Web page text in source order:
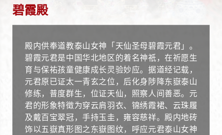
碧霞殿
殿内供奉道教泰山女神「天仙圣母碧霞元君」。
碧霞元君是中国华北地区的着名神祇，在祈愿生
育与保祐孩童健康成长灵验妙应。据道经记载，
元君原已证太一青玄之位，后化身陟降东嶽泰山
修练，普度群生，位证天仙，照察人间善恶。元
君的形象特徵为穿云肩羽衣、锦绣霞裙、云珠履
及戴百宝翠冠，手持玉圭，雍容慈祥。殿内地砖
饰以五嶽真形图之东嶽图纹，呼应元君泰山女神